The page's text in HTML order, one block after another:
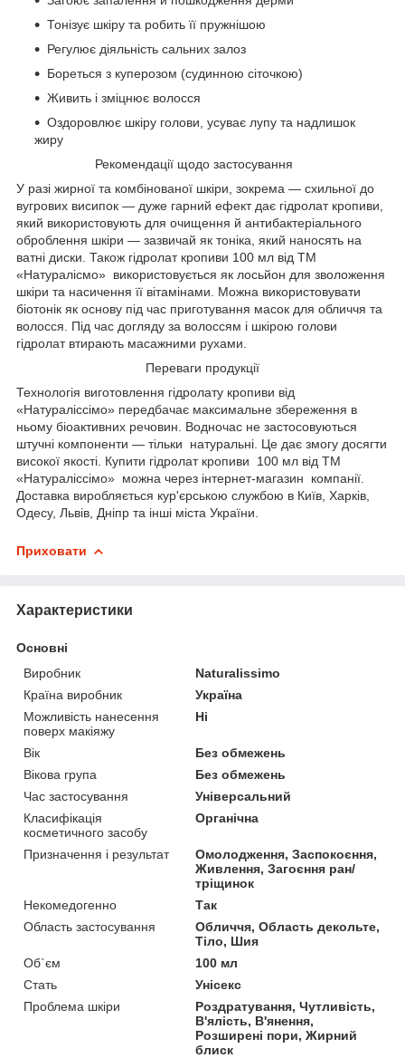
Тонізує шкіру та робить її пружнішою
Регулює діяльність сальних залоз
Бореться з куперозом (судинною сіточкою)
Живить і зміцнює волосся
Оздоровлює шкіру голови, усуває лупу та надлишок
жиру
Рекомендації щодо застосування
У разі жирної та комбінованої шкіри, зокрема — схильної до
вугрових висипок — дуже гарний ефект дає гідролат кропиви,
який використовують для очищення й антибактеріального
оброблення шкіри — зазвичай як тоніка, який наносять на
ватні диски. Також гідролат кропиви 100 мл від ТМ
«Натуралісмо» використовується як лосьйон для зволоження
шкіри та насичення її вітамінами. Можна використовувати
біотонік як основу під час приготування масок для обличчя та
волосся. Під час догляду за волоссям і шкірою голови
гідролат втирають масажними рухами.
Переваги продукції
Технологія виготовлення гідролату кропиви від
«Натураліссімо» передбачає максимальне збереження в
ньому біоактивних речовин. Водночас не застосовуються
штучні компоненти — тільки натуральні. Це дає змогу досягти
високої якості. Купити гідролат кропиви 100 мл від ТМ
«Натураліссімо» можна через інтернет-магазин компанії.
Доставка виробляється кур'єрською службою в Київ, Харків,
Одесу, Львів, Дніпр та інші міста України.
Приховати
Характеристики
Основні
Виробник
Naturalissimo
Країна виробник
Україна
Можливість нанесення
поверх макіяжу
Ні
Вік
Без обмежень
Вікова група
Без обмежень
Час застосування
Універсальний
Класифікація
косметичного засобу
Органічна
Призначення і результат
Омолодження, Заспокоєння,
Живлення, Загоєння ран/
тріщинок
Некомедогенно
Так
Область застосування
Обличчя, Область декольте,
Тіло, Шия
Об`єм
100 мл
Стать
Унісекс
Проблема шкіри
Роздратування, Чутливість,
В'ялість, В'янення,
Розширені пори, Жирний
блиск